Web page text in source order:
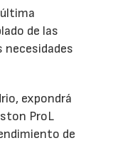
de las
necesidades
expondrá
ProL
de